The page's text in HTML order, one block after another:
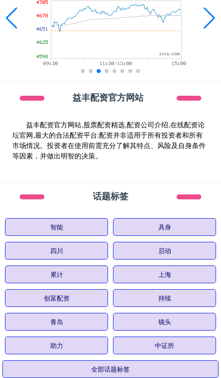
益丰配资官方网站
益丰配资官方网站,股票配资精选,配资公司介绍,在线配资论
坛官网,最大的合法配资平台:配资并非适用于所有投资者和所有
市场情况。投资者在使用前需充分了解其特点、风险及自身条件
等因素，并做出明智的决策。
话题标签
智能 具身
四川 启动
累计 上海
创富配资 持续
青岛 镜头
助力 中证所
全部话题标签